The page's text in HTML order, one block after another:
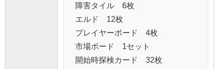
障害タイル 6枚
エルド 12枚
プレイヤーボード 4枚
市場ボード 1セット
開始時探検カード 32枚